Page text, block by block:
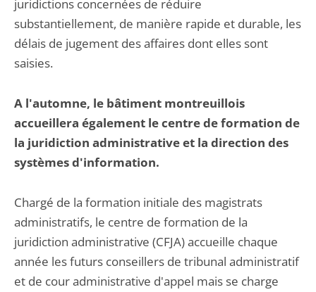
juridictions concernées de réduire
substantiellement, de manière rapide et durable, les
délais de jugement des affaires dont elles sont
saisies.
A l'automne, le bâtiment montreuillois
accueillera également le centre de formation de
la juridiction administrative et la direction des
systèmes d'information.
Chargé de la formation initiale des magistrats
administratifs, le centre de formation de la
juridiction administrative (CFJA) accueille chaque
année les futurs conseillers de tribunal administratif
et de cour administrative d'appel mais se charge